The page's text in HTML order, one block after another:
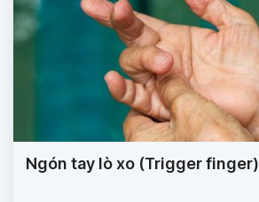
Ngón tay lò xo (Trigger finger)